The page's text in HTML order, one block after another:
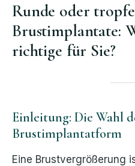
Runde oder
Brustimplantate:
richtige für Sie?
Einleitung: Die Wahl
Brustimplantatform
Eine Brustvergrößerung